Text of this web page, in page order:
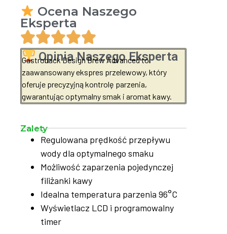
Ocena Naszego
Eksperta
Opinia Naszego Eksperta
Gastroback Design Brew Advanced to
zaawansowany ekspres przelewowy, który
oferuje precyzyjną kontrolę parzenia,
gwarantując optymalny smak i aromat kawy.
Zalety
Regulowana prędkość przepływu
wody dla optymalnego smaku
Możliwość zaparzenia pojedynczej
filiżanki kawy
Idealna temperatura parzenia 96°C
Wyświetlacz LCD i programowalny
timer